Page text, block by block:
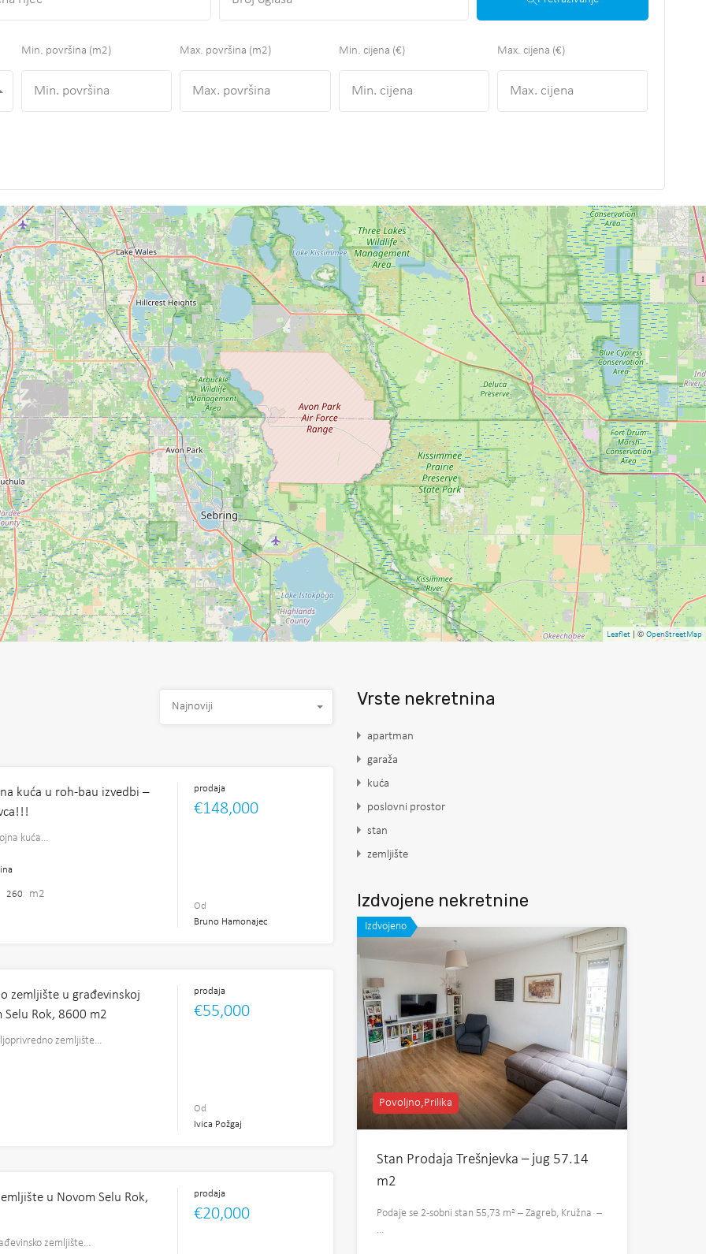
Min. površina (m2) Max. površina (m2) Min. cijena (€) Max. cijena (€)
Leaflet | ©OpenStreetMap
Najnoviji
kuća u roh-bau izvedbi –
kuća…
260 m2
prodaja
€148,000
Od
Bruno Hamonajec
zemljište u građevinskoj
Selu Rok, 8600 m2
zemljište…
prodaja
€55,000
Od
Ivica Požgaj
u Novom Selu Rok,
zemljište…
prodaja
€20,000
Vrste nekretnina
apartman
garaža
kuća
poslovni prostor
stan
zemljište
Izdvojene nekretnine
Izdvojeno
Povoljno,Prilika
Stan Prodaja Trešnjevka – jug 57.14
m2
Podaje se 2-sobni stan 55,73 m² – Zagreb, Kružna –
…